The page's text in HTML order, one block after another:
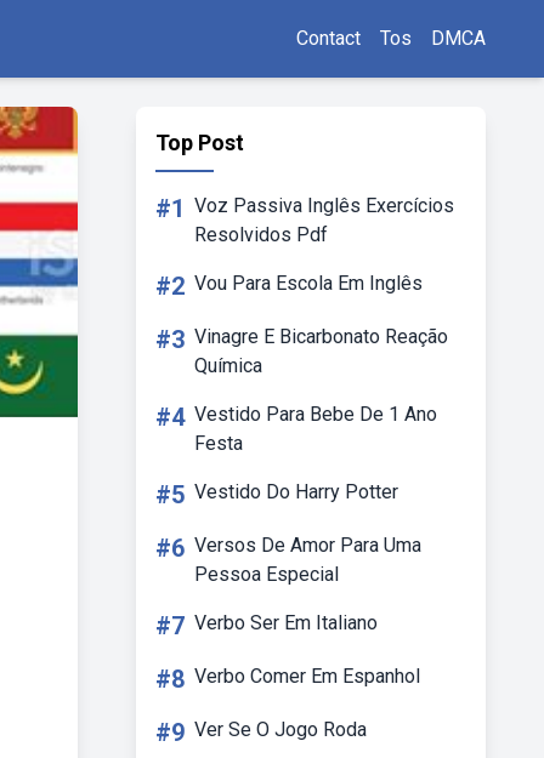
Contact Tos DMCA
Top Post
#1 Voz Passiva Inglês Exercícios
Resolvidos Pdf
#2 Vou Para Escola Em Inglês
#3 Vinagre E Bicarbonato Reação
Química
#4 Vestido Para Bebe De 1 Ano
Festa
#5 Vestido Do Harry Potter
#6 Versos De Amor Para Uma
Pessoa Especial
#7 Verbo Ser Em Italiano
#8 Verbo Comer Em Espanhol
#9 Ver Se O Jogo Roda